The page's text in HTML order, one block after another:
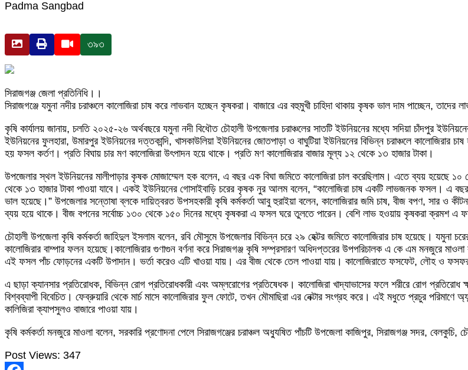
Padma Sangbad
৩৯৩
সিরাজগঞ্জ জেলা প্রতিনিধি।।
সিরাজগঞ্জে যমুনা নদীর চরাঞ্চলে কালোজিরা চাষ করে লাভবান হচ্ছেন কৃষকরা। বাজারে এর বহুমুখী চাহিদা থাকায় কৃষক ভাল দাম পাচ্ছেন,
কৃষি কার্যালয় জানায়, চলতি ২০২৫-২৬ অর্থবছরে যমুনা নদী বিধৌত চৌহালী উপজেলার চরাঞ্চলের সাতটি ইউনিয়নের মধ্যে সদিয়া চাঁদপুর
ইউনিয়নের ফুলহারা, উমারপুর ইউনিয়নের দত্তকান্দি, খাসকাউলিয়া ইউনিয়নের জোতপাড়া ও বাঘুটিয়া ইউনিয়নের বিভিন্ন চরাঞ্চলে কালোজিরার
হয় ফসল কর্তণ। প্রতি বিঘায় চার মণ কালোজিরা উৎপাদন হয়ে থাকে। প্রতি মণ কালোজিরার বাজার মূল্য ১২ থেকে ১৩ হাজার টাকা।
উপজেলার স্থল ইউনিয়নের মালীপাড়ার কৃষক মোজাম্মেল হক বলেন, এ বছর এক বিঘা জমিতে কালোজিরা চাল করেছিলাম। এতে ব্যয় হয়েছে ১০
থেকে ১৩ হাজার টাকা পাওয়া যাবে। একই ইউনিয়নের গোসাইবাড়ি চরের কৃষক নুর আলম বলেন, “কালোজিরা চাষ একটি লাভজনক ফসল। এ বছর
ভাল হয়েছে।” উপজেলার সন্তোষা ব্লকে দায়িত্বরত উপসহকারী কৃষি কর্মকর্তা আবু হুরাইয়া বলেন, কালোজিরার জমি চাষ, বীজ বপণ, সার ও
ব্যয় হয়ে থাকে। বীজ বপনের সর্বোচ্চ ১৩০ থেকে ১৫০ দিনের মধ্যে কৃষকরা এ ফসল ঘরে তুলতে পারেন। বেশি লাভ হওয়ায় কৃষকরা ক্রমশ এ
চৌহালী উপজেলা কৃষি কর্মকর্তা জাহিদুল ইসলাম বলেন, রবি মৌসুমে উপজেলার বিভিন্ন চরে ২৯ হেক্টর জমিতে কালোজিরার চাষ হয়েছে।
কালোজিরার বাম্পার ফলন হয়েছে।কালোজিরার গুণাগুন বর্ণনা করে সিরাজগঞ্জ কৃষি সম্প্রসারণ অধিদপ্তরের উপপরিচালক এ কে এম মনজুরে
এই ফসল পাঁচ ফোড়নের একটি উপাদান। ভর্তা করেও এটি খাওয়া যায়। এর বীজ থেকে তেল পাওয়া যায়। কালোজিরাতে ফসফেট, লৌহ ও
এ ছাড়া ক্যানসার প্রতিরোধক, বিভিন্ন রোগ প্রতিরোধকারী এবং অম্লরোগের প্রতিষেধক। কালোজিরা খাদ্যাভাসের ফলে শরীরে রোগ প্রতিরোধ
বিশ্বব্যাপী বিবেচিত। ফেব্রুয়ারি থেকে মার্চ মাসে কালোজিরার ফুল ফোটে, তখন মৌমাছিরা এর নেক্টার সংগ্রহ করে। এই মধুতে প্রচুর পরিমাণে
কালিজিরা ক্যাপসুলও বাজারে পাওয়া যায়।
কৃষি কর্মকর্তা মনজুরে মাওলা বলেন, সরকারি প্রণোদনা পেলে সিরাজগঞ্জের চরাঞ্চল অধ্যুষিত পাঁচটি উপজেলা কাজিপুর, সিরাজগঞ্জ সদর,
Post Views: 347